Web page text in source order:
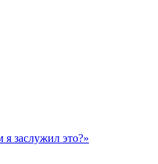
заслужил это?»